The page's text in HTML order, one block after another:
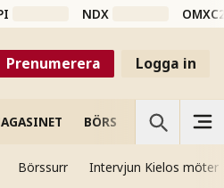
NDX
Prenumerera Logga in
BÖRS VETENSKAP
Börssurr Intervjun Kielos möter